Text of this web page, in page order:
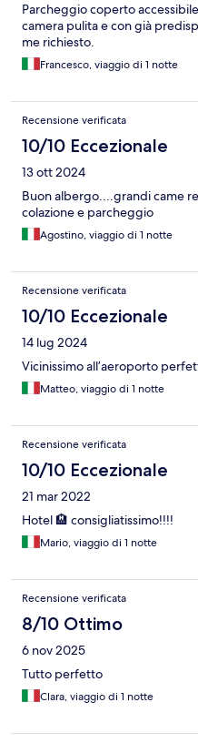
Parcheggio coperto
camera pulita e con già
me richiesto.
Francesco, viaggio di 1 notte
Recensione verificata
10/10 Eccezionale
13 ott 2024
Buon albergo....grandi came
colazione e parcheggio
Agostino, viaggio di 1 notte
Recensione verificata
10/10 Eccezionale
14 lug 2024
Vicinissimo all’aeroporto
Matteo, viaggio di 1 notte
Recensione verificata
10/10 Eccezionale
21 mar 2022
Hotel 🏨 consigliatissimo!!!!
Mario, viaggio di 1 notte
Recensione verificata
8/10 Ottimo
6 nov 2025
Tutto perfetto
Clara, viaggio di 1 notte